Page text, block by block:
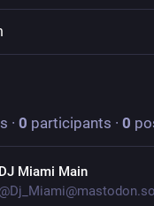
· 0 participants · 0
DJ Miami Main